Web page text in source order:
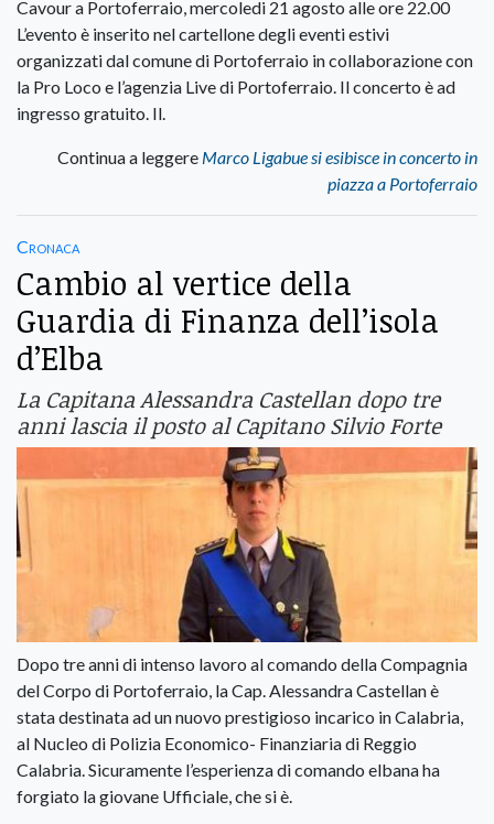
Cavour a Portoferraio, mercoledi 21 agosto alle ore 22.00
L’evento è inserito nel cartellone degli eventi estivi
organizzati dal comune di Portoferraio in collaborazione con
la Pro Loco e l’agenzia Live di Portoferraio. Il concerto è ad
ingresso gratuito. Il.
Continua a leggere Marco Ligabue si esibisce in concerto in
piazza a Portoferraio
Cronaca
Cambio al vertice della
Guardia di Finanza dell’isola
d’Elba
La Capitana Alessandra Castellan dopo tre
anni lascia il posto al Capitano Silvio Forte
Dopo tre anni di intenso lavoro al comando della Compagnia
del Corpo di Portoferraio, la Cap. Alessandra Castellan è
stata destinata ad un nuovo prestigioso incarico in Calabria,
al Nucleo di Polizia Economico- Finanziaria di Reggio
Calabria. Sicuramente l’esperienza di comando elbana ha
forgiato la giovane Ufficiale, che si è.